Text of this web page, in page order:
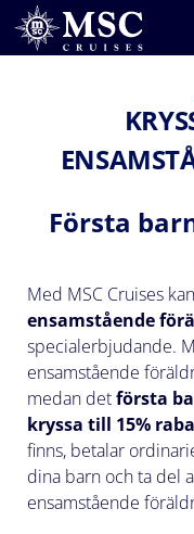
Första
Med MSC Cruises kan
ensamstående
specialerbjudande.
ensamstående
medan detförsta
kryssa till 15%
finns, betalar
dina barn och ta del
ensamstående